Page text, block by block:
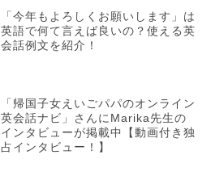
「今年もよろしくお願いします」は
英語で何て言えば良いの？使える英
会話例文を紹介！
「帰国子女えいごパパのオンライン
英会話ナビ」さんにMarika先生の
インタビューが掲載中【動画付き独
占インタビュー！】